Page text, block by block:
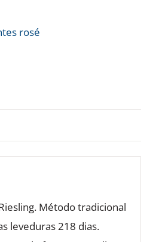
rosé
Método tradicional
leveduras 218 dias.